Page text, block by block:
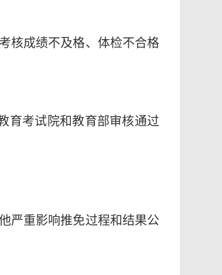
核成绩不及格、体检不合格
育考试院和教育部审核通过
严重影响推免过程和结果公